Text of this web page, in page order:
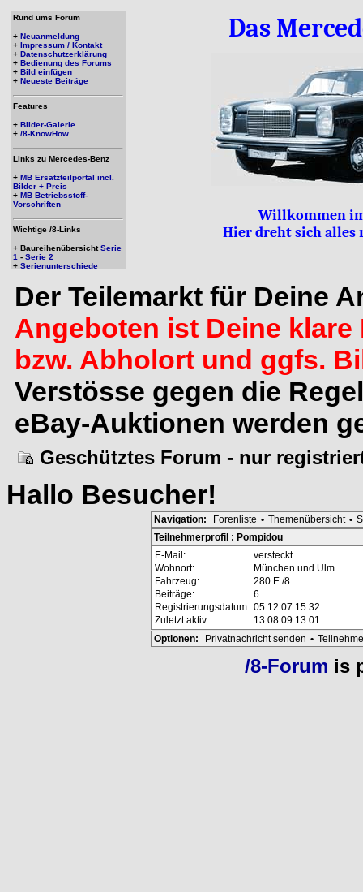
Rund ums Forum
+ Neuanmeldung
+ Impressum / Kontakt
+ Datenschutzerklärung
+ Bedienung des Forums
+ Bild einfügen
+ Neueste Beiträge
Features
+ Bilder-Galerie
+ /8-KnowHow
Links zu Mercedes-Benz
+ MB Ersatzteilportal incl.
Bilder + Preis
+ MB Betriebsstoff-
Vorschriften
Wichtige /8-Links
+ BaureihenübersichtSerie
1 - Serie 2
+ Serienunterschiede
Das
Willkommen
Hier dreht sich alles
Der Teilemarkt für Deine
Angeboten ist Deine
bzw. Abholort und ggfs.
Verstösse gegen die
eBay-Auktionen werden
Geschütztes Forum - nur
Hallo Besucher!
Navigation: Forenliste • Themenübersicht •
Teilnehmerprofil : Pompidou
E-Mail:
versteckt
Wohnort:
München und Ulm
Fahrzeug:
280 E /8
Beiträge:
6
Registrierungsdatum: 05.12.07 15:32
Zuletzt aktiv:
13.08.09 13:01
Optionen:
Privatnachricht senden •
/8-Forum is